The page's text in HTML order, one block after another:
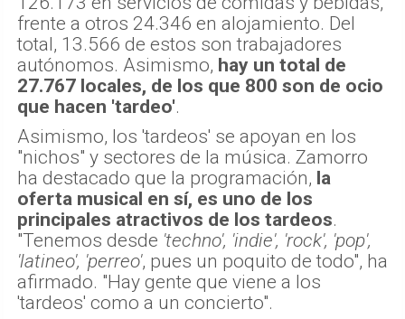
frente a otros 24.346 en alojamiento. Del
total, 13.566 de estos son trabajadores
autónomos. Asimismo, hay un total de
27.767 locales, de los que 800 son de ocio
que hacen 'tardeo'.
Asimismo, los 'tardeos' se apoyan en los
"nichos" y sectores de la música. Zamorro
ha destacado que la programación, la
oferta musical en sí, es uno de los
principales atractivos de los tardeos.
"Tenemos desde 'techno', 'indie', 'rock', 'pop',
'latineo', 'perreo', pues un poquito de todo", ha
afirmado. "Hay gente que viene a los
'tardeos' como a un concierto".